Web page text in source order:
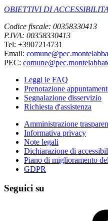
OBIETTIVI DI
Codice fiscale: 00358330413
P.IVA: 00358330413
Tel: +3907214731
Email:
PEC:
Leggi le FAQ
Prenotazione
Segnalazione disservizio
Richiesta d'assistenza
Amministrazione
Informativa privacy
Note legali
Dichiarazione di
Piano di miglioramento
GDPR
Seguici su